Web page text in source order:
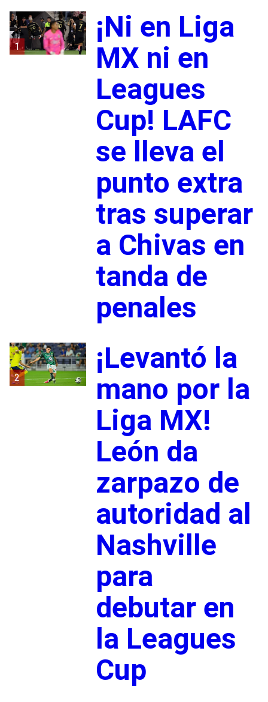
1
¡Ni en Liga
MX ni en
Leagues
Cup! LAFC
se lleva el
punto extra
tras superar
a Chivas en
tanda de
penales
2
¡Levantó la
mano por la
Liga MX!
León da
zarpazo de
autoridad al
Nashville
para
debutar en
la Leagues
Cup